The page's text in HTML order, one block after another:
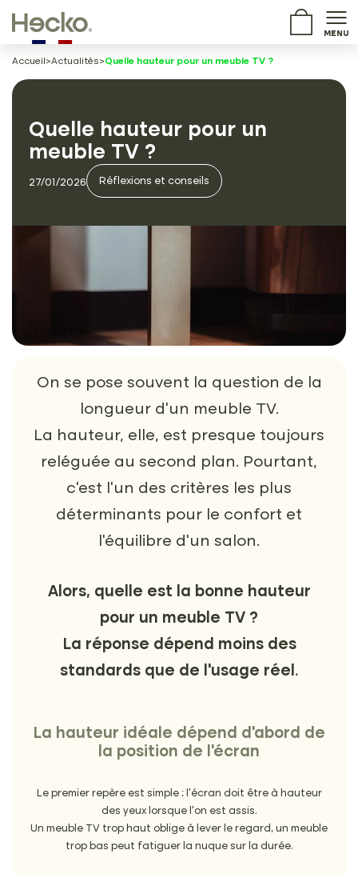
MENU
Accueil >Actualités>Quelle hauteur pour un meuble TV ?
Quelle hauteur pour un
meuble TV ?
27/01/2026 Réflexions et conseils
On se pose souvent la question de la
longueur d’un meuble TV.
La hauteur, elle, est presque toujours
reléguée au second plan. Pourtant,
c’est l’un des critères les plus
déterminants pour le confort et
l’équilibre d’un salon.
Alors, quelle est la bonne hauteur
pour un meuble TV ?
La réponse dépend moins des
standards que de l’usage réel.
La hauteur idéale dépend d’abord de
la position de l’écran
Le premier repère est simple : l’écran doit être à hauteur
des yeux lorsque l’on est assis.
Un meuble TV trop haut oblige à lever le regard, un meuble
trop bas peut fatiguer la nuque sur la durée.